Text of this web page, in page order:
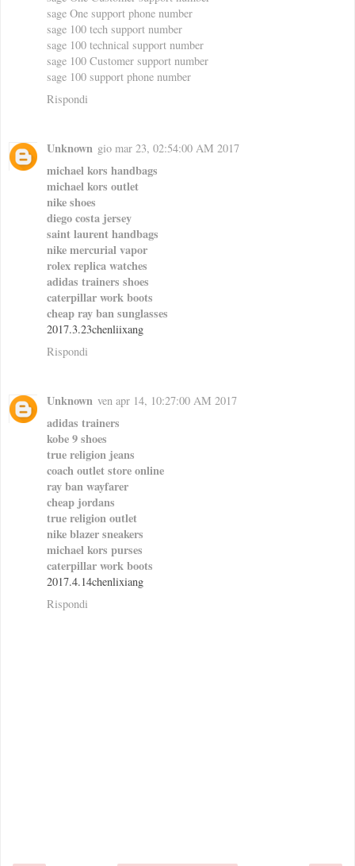
sage One support phone number
sage 100 tech support number
sage 100 technical support number
sage 100 Customer support number
sage 100 support phone number
Rispondi
Unknown gio mar 23, 02:54:00 AM 2017
michael kors handbags
michael kors outlet
nike shoes
diego costa jersey
saint laurent handbags
nike mercurial vapor
rolex replica watches
adidas trainers shoes
caterpillar work boots
cheap ray ban sunglasses
2017.3.23chenliixang
Rispondi
Unknown ven apr 14, 10:27:00 AM 2017
adidas trainers
kobe 9 shoes
true religion jeans
coach outlet store online
ray ban wayfarer
cheap jordans
true religion outlet
nike blazer sneakers
michael kors purses
caterpillar work boots
2017.4.14chenlixiang
Rispondi